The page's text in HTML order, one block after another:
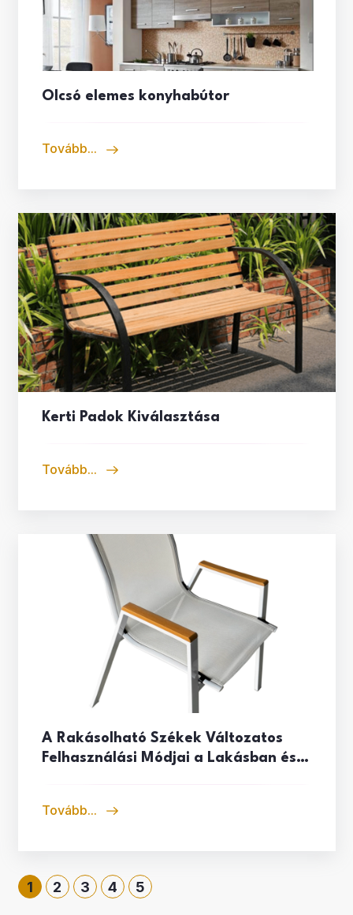
Olcsó elemes konyhabútor
Tovább...
Kerti Padok Kiválasztása
Tovább...
A Rakásolható Székek Változatos
Felhasználási Módjai a Lakásban és a
Tovább...
1 2 3 4 5